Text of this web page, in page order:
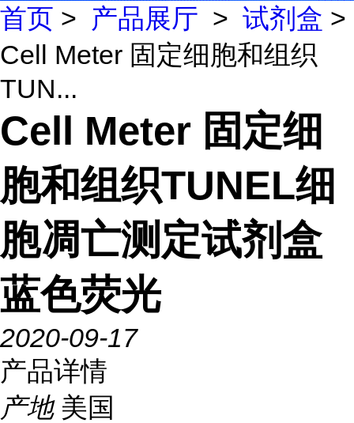
首页 > 产品展厅 > 试剂盒 >
Cell Meter 固定细胞和组织
TUN...
Cell Meter 固定细
胞和组织TUNEL细
胞凋亡测定试剂盒
蓝色荧光
2020-09-17
产品详情
产地 美国